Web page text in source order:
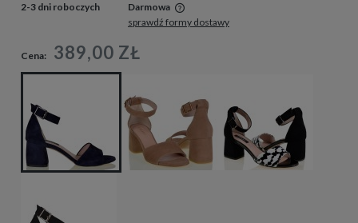
2-3 dni roboczych
Darmowa
Cena nie zawiera ewentualnych kosztów płatności
sprawdź formy dostawy
Cena: 389,00 ZŁ